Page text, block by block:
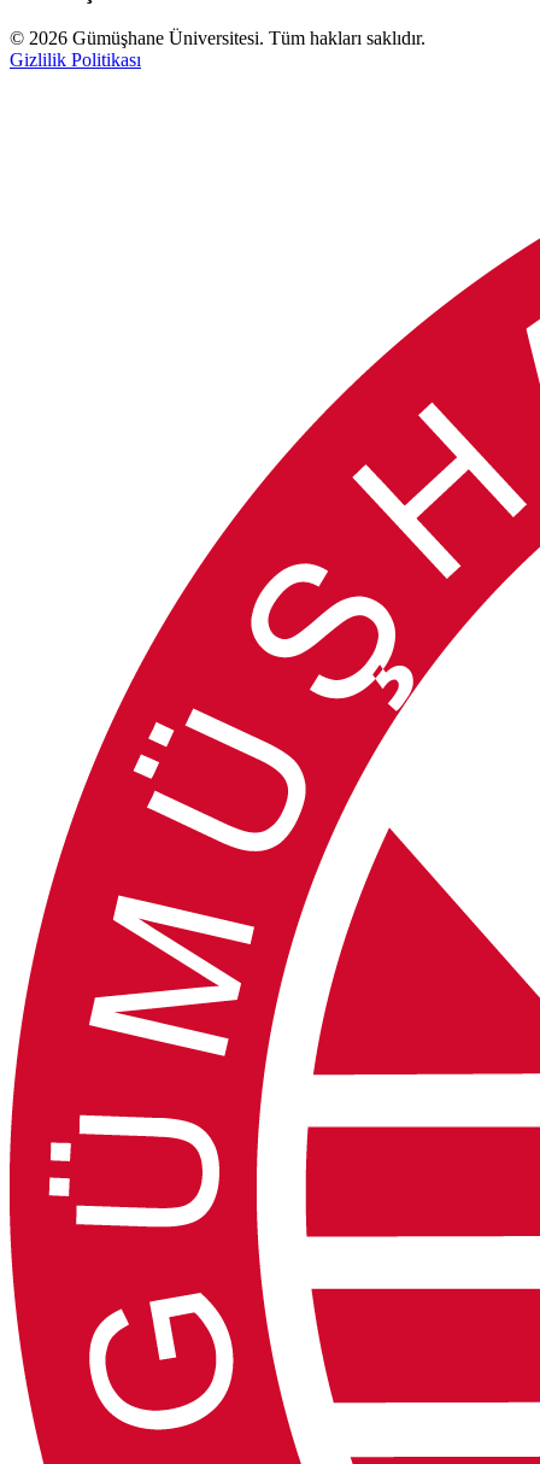
© 2026 Gümüşhane Üniversitesi. Tüm hakları saklıdır.
Gizlilik Politikası